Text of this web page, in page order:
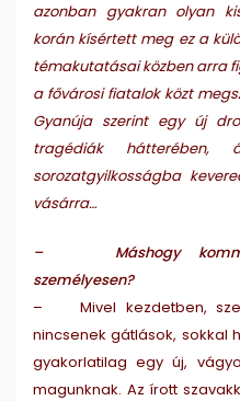
azonban gyakran olyan
korán kísértett meg ez a
témakutatásai közben arra
a fővárosi fiatalok közt
Gyanúja szerint egy új
tragédiák
sorozatgyilkosságba
vásárra…
– Máshogy
személyesen?
– Mivel kezdetben,
nincsenek gátlások, sokkal
gyakorlatilag egy új,
magunknak. Az írott